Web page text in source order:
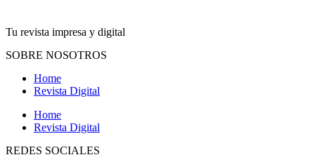
Tu revista impresa y digital
SOBRE NOSOTROS
Home
Revista Digital
Home
Revista Digital
REDES SOCIALES